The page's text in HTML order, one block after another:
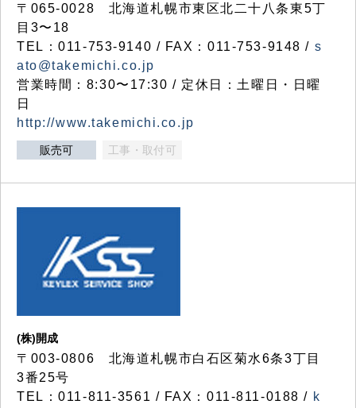
〒065-0028 北海道札幌市東区北二十八条東5丁
目3〜18
TEL：011-753-9140 / FAX：011-753-9148 / s
ato@takemichi.co.jp
営業時間：8:30〜17:30 / 定休日：土曜日・日曜
日
http://www.takemichi.co.jp
販売可 工事・取付可
(株)開成
〒003-0806 北海道札幌市白石区菊水6条3丁目
3番25号
TEL：011-811-3561 / FAX：011-811-0188 / k